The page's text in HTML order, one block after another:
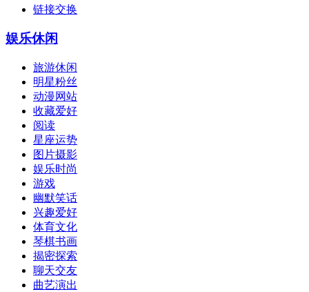
链接交换
娱乐休闲
旅游休闲
明星粉丝
动漫网站
收藏爱好
阅读
星座运势
图片摄影
娱乐时尚
游戏
幽默笑话
兴趣爱好
体育文化
琴棋书画
揭密探索
聊天交友
曲艺演出